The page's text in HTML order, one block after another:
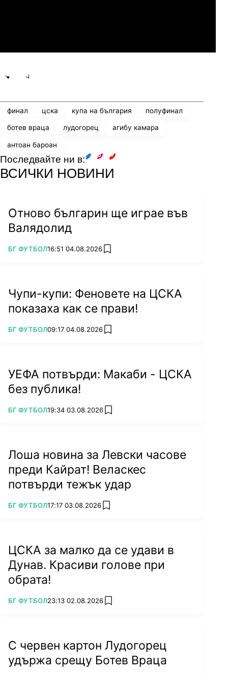
финал цска купа на българия полуфинал
ботев враца лудогорец агибу камара
антоан бароан
Последвайте ни в:
ВСИЧКИ НОВИНИ
Отново българин ще играе във
Валядолид
ПОВЕЧЕ ОТ
БГ ФУТБОЛ16:51 04.08.2026 add favorites
Чупи-купи: Феновете на ЦСКА
показаха как се прави!
ПОВЕЧЕ ОТ
БГ ФУТБОЛ09:17 04.08.2026 add favorites
УЕФА потвърди: Макаби - ЦСКА
без публика!
ПОВЕЧЕ ОТ
БГ ФУТБОЛ19:34 03.08.2026 add favorites
Лоша новина за Левски часове
преди Кайрат! Веласкес
потвърди тежък удар
ПОВЕЧЕ ОТ
БГ ФУТБОЛ17:17 03.08.2026 add favorites
ЦСКА за малко да се удави в
Дунав. Красиви голове при
обрата!
ПОВЕЧЕ ОТ
БГ ФУТБОЛ23:13 02.08.2026 add favorites
С червен картон Лудогорец
удържа срещу Ботев Враца